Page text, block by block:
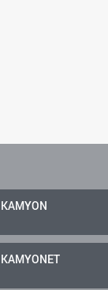
KAMYON
KAMYONET